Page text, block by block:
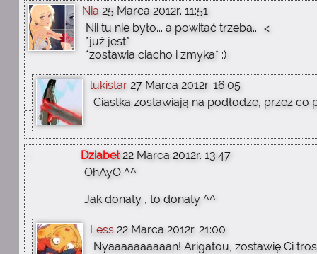
Nia 25 Marca 2012r. 11:51
Nii tu nie było... a powitać trzeba... :<
*już jest*
*zostawia ciacho i zmyka* :)
lukistar 27 Marca 2012r. 16:05
Ciastka zostawiają na podłodze, przez co
Dziabeł 22 Marca 2012r. 13:47
OhAyO ^^
Jak donaty , to donaty ^^
Less 22 Marca 2012r. 21:00
Nyaaaaaaaaaan! Arigatou, zostawię Ci